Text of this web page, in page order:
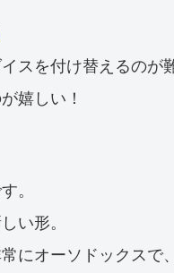
スを付け替えるのが
嬉しい！
。
い形。
にオーソドックスで